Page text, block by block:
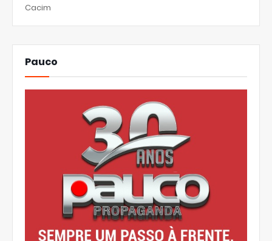
Cacim
Pauco